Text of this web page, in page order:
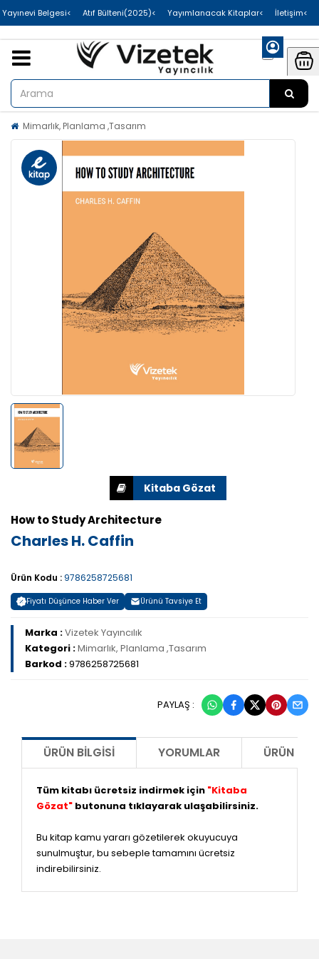
>İletişim
>Yayımlanacak Kitaplar
>Atıf Bülteni(2025)
>Uluslararası Yayınevi Belgesi
Mimarlık, Planlama ,Tasarım
How to Study Architecture
Charles H. Caffin
Ürün Kodu : 9786258725681
Fiyatı Düşünce Haber Ver Ürünü Tavsiye Et
Marka :Vizetek Yayıncılık
Kategori :Mimarlık, Planlama ,Tasarım
Barkod :9786258725681
PAYLAŞ :
ÜRÜN BILGISI YORUMLAR ÜRÜN
Tüm kitabı ücretsiz indirmek için "Kitaba
Gözat" butonuna tıklayarak ulaşabilirsiniz.
Bu kitap kamu yararı gözetilerek okuyucuya
sunulmuştur, bu sebeple tamamını ücretsiz
indirebilirsiniz.